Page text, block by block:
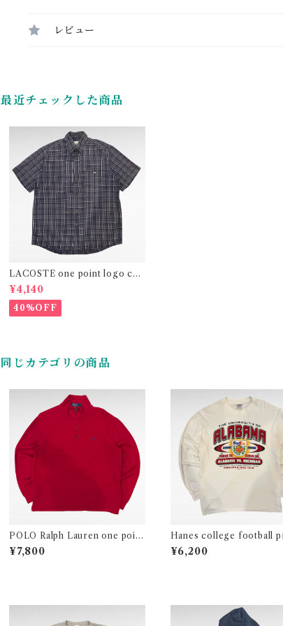
レビュー
最近チェックした商品
LACOSTE one point logo che
ck design cotton BD shirt
¥4,140
40%OFF
同じカテゴリの商品
POLO Ralph Lauren one point
logo half zip cotton knit
¥7,800
Hanes college football
ong sleeve t-shirt
¥6,200